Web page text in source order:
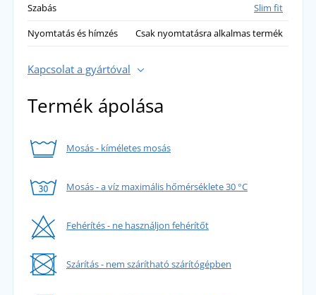
Szabás
Slim fit
Nyomtatás és hímzés
Csak nyomtatásra alkalmas termék
Kapcsolat a gyártóval
Termék ápolása
Mosás - kíméletes mosás
Mosás - a víz maximális hőmérséklete 30 °C
Fehérítés - ne használjon fehérítőt
Szárítás - nem szárítható szárítógépben